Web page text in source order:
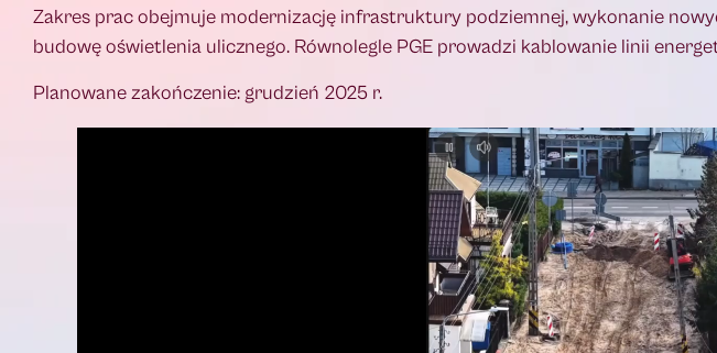
Zakres prac obejmuje modernizację infrastruktury podziemnej, wykonanie
budowę oświetlenia ulicznego. Równolegle PGE prowadzi kablowanie linii
Planowane zakończenie: grudzień 2025 r.